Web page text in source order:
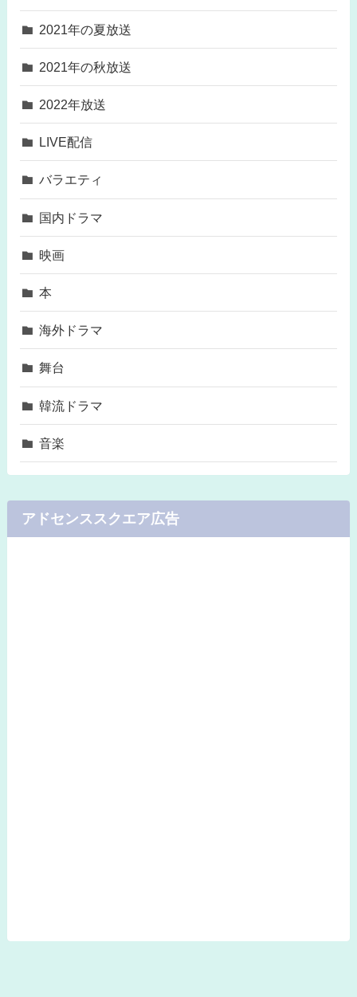
2021年の夏放送
2021年の秋放送
2022年放送
LIVE配信
バラエティ
国内ドラマ
映画
本
海外ドラマ
舞台
韓流ドラマ
音楽
アドセンススクエア広告